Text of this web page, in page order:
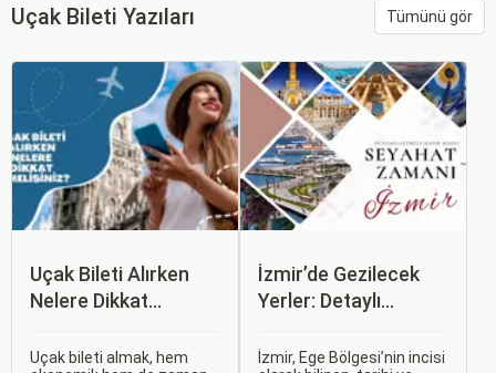
Uçak Bileti Yazıları Tümünü gör
Uçak Bileti Alırken
Nelere Dikkat
Uçak bileti almak, hem
İzmir’de Gezilecek
Yerler: Detaylı
İzmir, Ege Bölgesi’nin incisi